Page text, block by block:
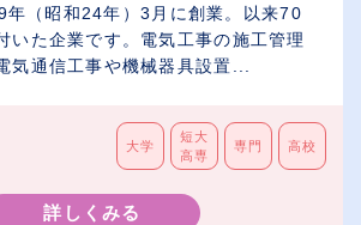
（昭和24年）3月に創業。以来70
いた企業です。電気工事の施工管理
気通信工事や機械器具設置...
大学
短大
高専
専門 高校
詳しくみる